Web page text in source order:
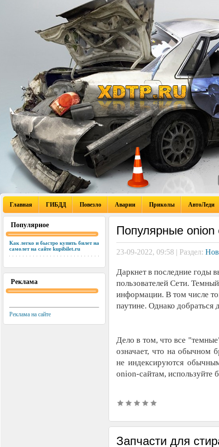
Главная ГИБДД Повезло Аварии Приколы АвтоЛеди
Популярное
Как легко и быстро купить билет на
самолет на сайте kupibilet.ru
Реклама
Реклама на сайте
Популярные onion
23-09-2022, 09:58 | Раздел:
Даркнет в последние годы
пользователей Сети.
информации. В том числе
паутине. Однако добраться
Дело в том, что все
означает, что на обычном
не индексируются
onion-сайтам, используйте
Запчасти для